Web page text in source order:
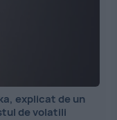
explicat de un
de volatili